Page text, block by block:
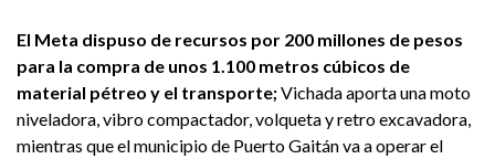
El Meta dispuso de recursos por 200 millones de pesos
para la compra de unos 1.100 metros cúbicos de
material pétreo y el transporte;Vichada aporta una moto
niveladora, vibro compactador, volqueta y retro excavadora,
mientras que el municipio de Puerto Gaitán va a operar el